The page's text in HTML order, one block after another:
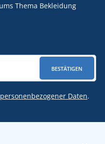
Thema Bekleidung
BESTÄTIGEN
Daten.